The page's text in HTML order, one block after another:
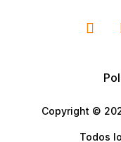
Copyright ©
Todos